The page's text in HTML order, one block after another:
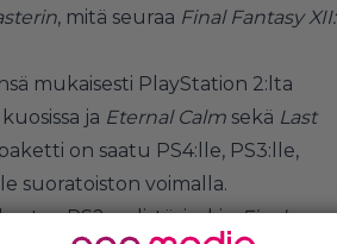
, mitä seuraa Final Fantasy XII:
mukaisesti PlayStation 2:lta
ja Eternal Calm sekä Last
on saatu PS4:lle, PS3:lle,
suoratoiston voimalla.
PS2-pelistä, joskinFinal